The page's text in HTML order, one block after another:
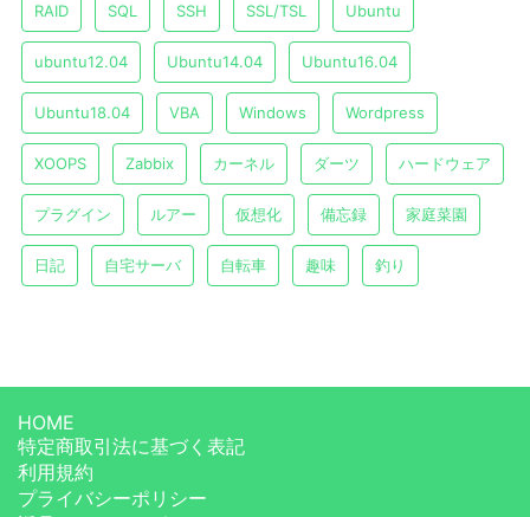
RAID SQL SSH SSL/TSL Ubuntu
ubuntu12.04 Ubuntu14.04 Ubuntu16.04
Ubuntu18.04 VBA Windows Wordpress
XOOPS Zabbix カーネル ダーツ ハードウェア
プラグイン ルアー 仮想化 備忘録 家庭菜園
日記 自宅サーバ 自転車 趣味 釣り
HOME
特定商取引法に基づく表記
利用規約
プライバシーポリシー